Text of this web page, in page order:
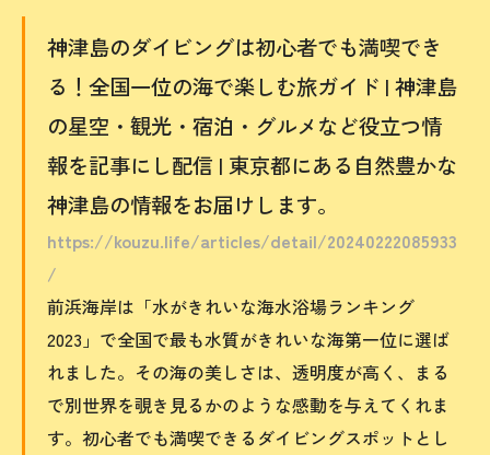
神津島のダイビングは初心者でも満喫でき
る！全国一位の海で楽しむ旅ガイド | 神津島
の星空・観光・宿泊・グルメなど役立つ情
報を記事にし配信 | 東京都にある自然豊かな
神津島の情報をお届けします。
https://kouzu.life/articles/detail/20240222085933
/
前浜海岸は「水がきれいな海水浴場ランキング
2023」で全国で最も水質がきれいな海第一位に選ば
れました。その海の美しさは、透明度が高く、まる
で別世界を覗き見るかのような感動を与えてくれま
す。初心者でも満喫できるダイビングスポットとし